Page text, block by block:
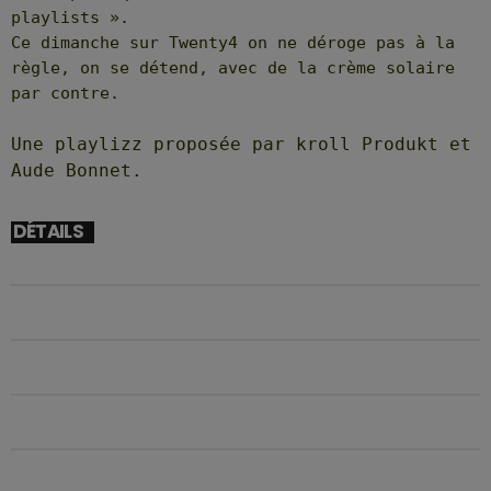
playlists ».
Ce dimanche sur Twenty4 on ne déroge pas à la
règle, on se détend, avec de la crème solaire
par contre.
Une playlizz proposée par kroll Produkt et
Aude Bonnet.
DÉTAILS